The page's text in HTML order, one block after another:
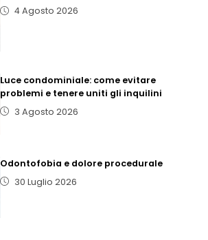
4 Agosto 2026
Luce condominiale: come evitare
problemi e tenere uniti gli inquilini
3 Agosto 2026
Odontofobia e dolore procedurale
30 Luglio 2026